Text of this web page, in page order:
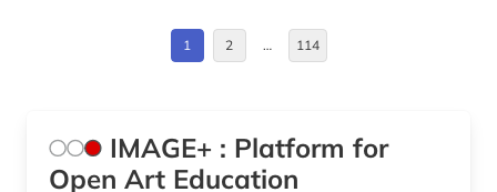
altenhilfe (1)
altertum (3)
Daenemark (17)
Estland (13)
1 2 … 114
IMAGE+ : Platform for
Open Art Education